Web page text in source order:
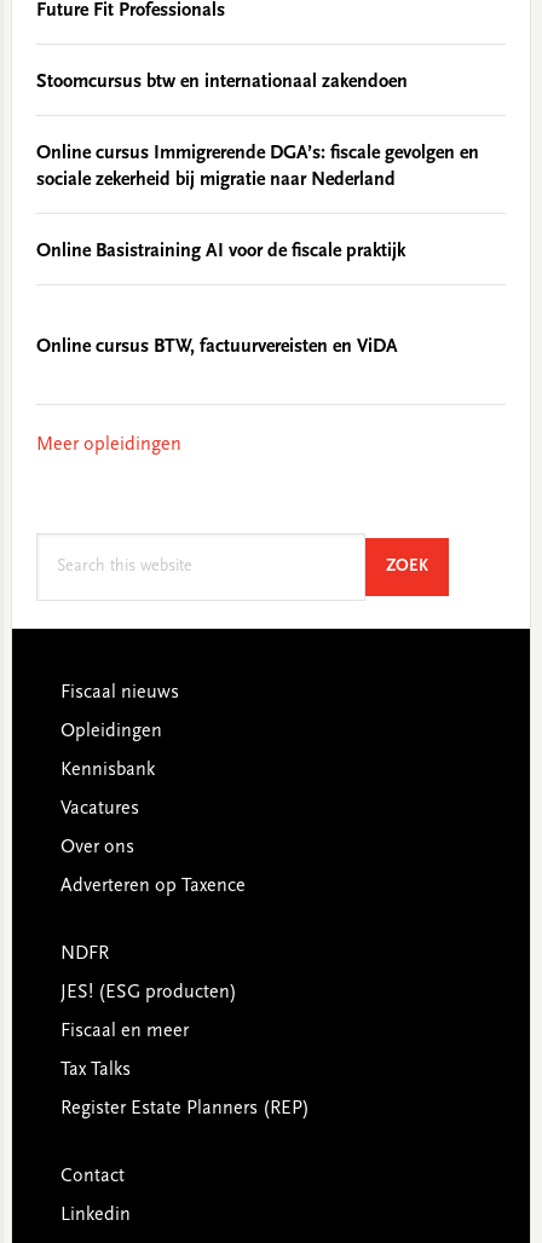
Future Fit Professionals
Stoomcursus btw en internationaal zakendoen
Online cursus Immigrerende DGA’s: fiscale gevolgen en
sociale zekerheid bij migratie naar Nederland
Online Basistraining AI voor de fiscale praktijk
Online cursus BTW, factuurvereisten en ViDA
Meer opleidingen
ZOEKSEARCH
Footer
Fiscaal nieuws
Opleidingen
Kennisbank
Vacatures
Over ons
Adverteren op Taxence
NDFR
JES! (ESG producten)
Fiscaal en meer
Tax Talks
Register Estate Planners (REP)
Contact
Linkedin